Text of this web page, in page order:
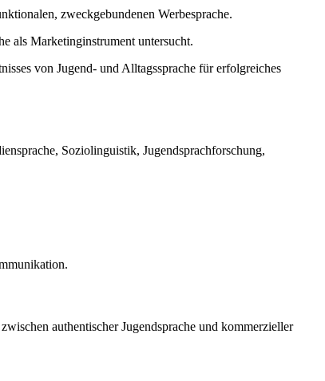
zweckgebundenen Werbesprache.
als Marketinginstrument untersucht.
von Jugend- und Alltagssprache für erfolgreiches
Soziolinguistik, Jugendsprachforschung,
authentischer Jugendsprache und kommerzieller